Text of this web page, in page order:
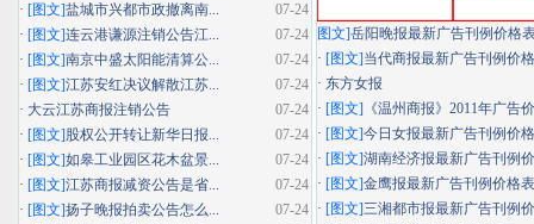
图文]岳阳晚报最新广告刊例价格
· [图文]当代商报最新广告刊例价
· 东方女报
· [图文] 《温州商报》2011年广告
· [图文]今日女报最新广告刊例价
· [图文]湖南经济报最新广告刊例
· [图文]金鹰报最新广告刊例价格表
· [图文]三湘都市报最新广告刊例
07-24
· [图文]盐城市兴都市政撤离南...
07-24
· [图文]连云港谦源注销公告江...
07-24
· [图文]南京中盛太阳能清算公...
07-24
· [图文]江苏安红决议解散江苏...
07-24
· 大云江苏商报注销公告
07-24
· [图文]股权公开转让新华日报...
07-24
· [图文]如皋工业园区花木盆景...
07-24
· [图文]江苏商报减资公告是省...
07-24
· [图文]扬子晚报拍卖公告怎么...